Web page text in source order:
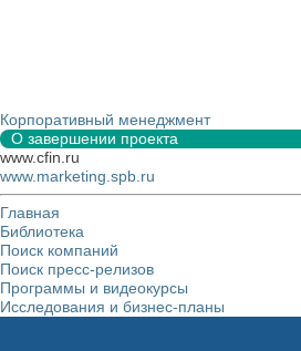
Корпоративный менеджмент
О завершении проекта
www.cfin.ru
www.marketing.spb.ru
Главная
Библиотека
Поиск компаний
Поиск пресс-релизов
Программы и видеокурсы
Исследования и бизнес-планы